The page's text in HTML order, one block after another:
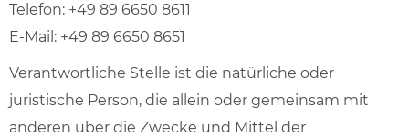
Telefon: +49 89 6650 8611
E-Mail: +49 89 6650 8651
Verantwortliche Stelle ist die natürliche oder
juristische Person, die allein oder gemeinsam mit
anderen über die Zwecke und Mittel der